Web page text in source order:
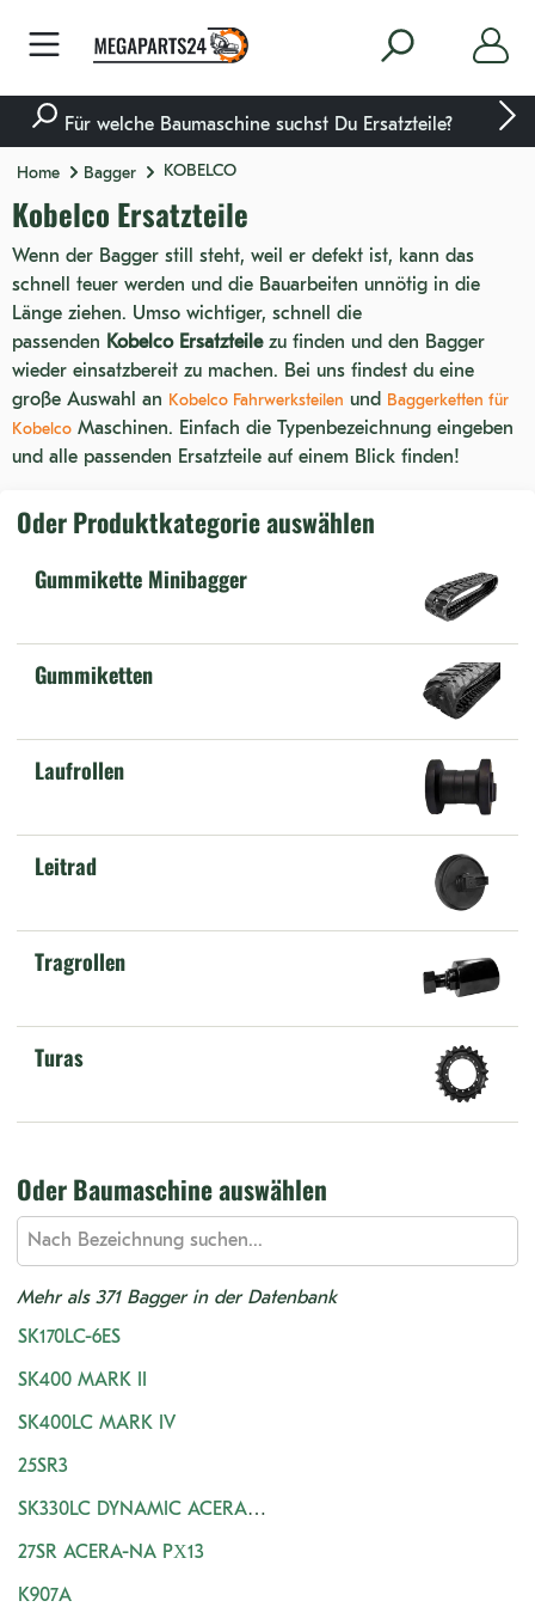
Für welche Baumaschine suchst Du Ersatzteile?
Home Bagger KOBELCO
Kobelco Ersatzteile
Wenn der Bagger still steht, weil er defekt ist, kann das
schnell teuer werden und die Bauarbeiten unnötig in die
Länge ziehen. Umso wichtiger, schnell die
passenden Kobelco Ersatzteilezu finden und den Bagger
wieder einsatzbereit zu machen. Bei uns findest du eine
große Auswahl an Kobelco Fahrwerksteilen und Baggerketten für
Kobelco Maschinen. Einfach die Typenbezeichnung eingeben
und alle passenden Ersatzteile auf einem Blick finden!
Oder Produktkategorie auswählen
Gummikette Minibagger
Gummiketten
Laufrollen
Leitrad
Tragrollen
Turas
Oder Baumaschine auswählen
Mehr als 371 Bagger in der Datenbank
SK170LC-6ES
SK400 MARK II
SK400LC MARK IV
25SR3
SK330LC DYNAMIC ACERA
H&W
27SR ACERA-NA PX13
K907A